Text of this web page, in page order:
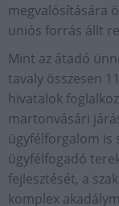
megvalósítására
uniós forrás állt
Mint az átadó
tavaly összesen
hivatalok
martonvásári
ügyfélforgalom is
ügyfélfogadó
fejlesztését, a
komplex